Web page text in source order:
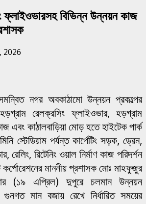
ফ্লাইওভারসহ বিভিন্ন উন্নয়ন কাজ
2026
নগর অবকাঠামো উন্নয়ন প্রকল্পের
রেলক্রসিং ফ্লাইওভার, হড়গ্রাম
এবং কাঠালবাড়িয়া মোড় হতে হাইটেক পার্ক
স্টেডিয়াম পর্যন্ত কার্পেটিং সড়ক, ড্রেন,
রিটেনিং ওয়াল নির্মাণ কাজ পরিদর্শন
কর্পোরেশনের মাননীয় প্রশাসক মোঃ মাহফুজুর
(১৯ এপ্রিল) দুপুরে চলমান উন্নয়ন
গুনগত মান বজায় রেখে নির্ধারিত সময়ের